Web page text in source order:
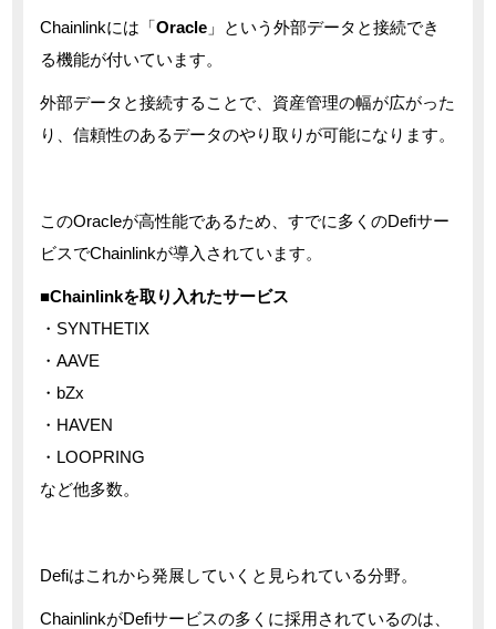
Chainlinkには「Oracle 」という外部データと接続でき
る機能が付いています。
外部データと接続することで、資産管理の幅が広がった
り、信頼性のあるデータのやり取りが可能になります。
このOracleが高性能であるため、すでに多くのDefiサー
ビスでChainlinkが導入されています。
■Chainlinkを取り入れたサービス
・SYNTHETIX
・AAVE
・bZx
・HAVEN
・LOOPRING
など他多数。
Defiはこれから発展していくと見られている分野。
ChainlinkがDefiサービスの多くに採用されているのは、